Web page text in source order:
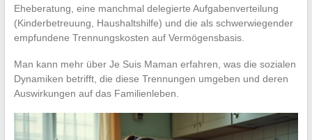
Eheberatung, eine manchmal delegierte Aufgabenverteilung
(Kinderbetreuung, Haushaltshilfe) und die als schwerwiegender
empfundene Trennungskosten auf Vermögensbasis.
Man kann mehr über Je Suis Maman erfahren, was die sozialen
Dynamiken betrifft, die diese Trennungen umgeben und deren
Auswirkungen auf das Familienleben.